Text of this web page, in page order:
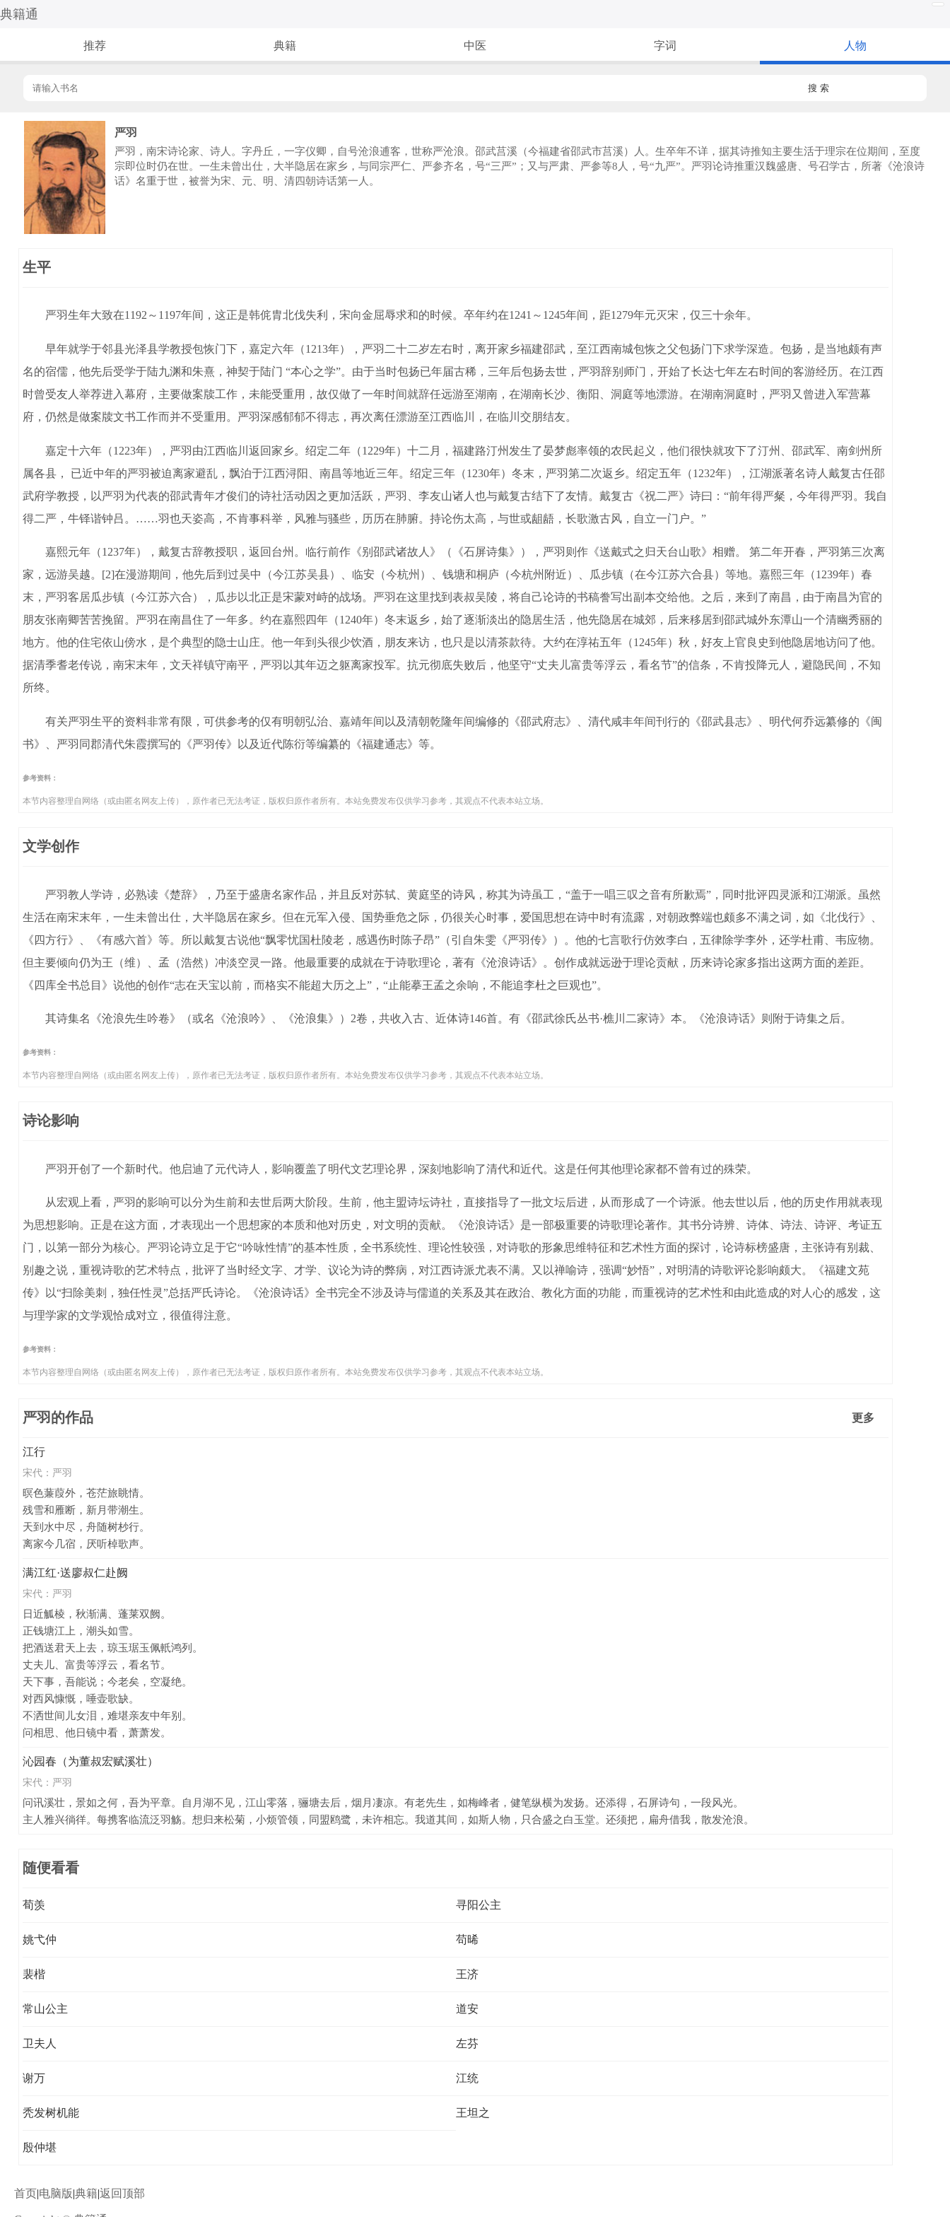
典籍通
推荐 典籍 中医 字词 人物
搜 索
严羽
严羽，南宋诗论家、诗人。字丹丘，一字仪卿，自号沧浪逋客，世称严沧浪。邵武莒溪（今福建省邵武市莒溪）人。生卒年不详，据其诗推知主要生活于理宗在位期间，至度
宗即位时仍在世。一生未曾出仕，大半隐居在家乡，与同宗严仁、严参齐名，号“三严”；又与严肃、严参等8人，号“九严”。严羽论诗推重汉魏盛唐、号召学古，所著《沧浪诗
话》名重于世，被誉为宋、元、明、清四朝诗话第一人。
生平
严羽生年大致在1192～1197年间，这正是韩侂胄北伐失利，宋向金屈辱求和的时候。卒年约在1241～1245年间，距1279年元灭宋，仅三十余年。
早年就学于邻县光泽县学教授包恢门下，嘉定六年（1213年），严羽二十二岁左右时，离开家乡福建邵武，至江西南城包恢之父包扬门下求学深造。包扬，是当地颇有声
名的宿儒，他先后受学于陆九渊和朱熹，神契于陆门 “本心之学”。由于当时包扬已年届古稀，三年后包扬去世，严羽辞别师门，开始了长达七年左右时间的客游经历。在江西
时曾受友人举荐进入幕府，主要做案牍工作，未能受重用，故仅做了一年时间就辞任远游至湖南，在湖南长沙、衡阳、洞庭等地漂游。在湖南洞庭时，严羽又曾进入军营幕
府，仍然是做案牍文书工作而并不受重用。严羽深感郁郁不得志，再次离任漂游至江西临川，在临川交朋结友。
嘉定十六年（1223年），严羽由江西临川返回家乡。绍定二年（1229年）十二月，福建路汀州发生了晏梦彪率领的农民起义，他们很快就攻下了汀州、邵武军、南剑州所
属各县， 已近中年的严羽被迫离家避乱，飘泊于江西浔阳、南昌等地近三年。绍定三年（1230年）冬末，严羽第二次返乡。绍定五年（1232年），江湖派著名诗人戴复古任邵
武府学教授，以严羽为代表的邵武青年才俊们的诗社活动因之更加活跃，严羽、李友山诸人也与戴复古结下了友情。戴复古《祝二严》诗曰：“前年得严粲，今年得严羽。我自
得二严，牛铎谐钟吕。……羽也天姿高，不肯事科举，风雅与骚些，历历在肺腑。持论伤太高，与世或龃龉，长歌激古风，自立一门户。”
嘉熙元年（1237年），戴复古辞教授职，返回台州。临行前作《别邵武诸故人》（《石屏诗集》），严羽则作《送戴式之归天台山歌》相赠。 第二年开春，严羽第三次离
家，远游吴越。[2]在漫游期间，他先后到过吴中（今江苏吴县）、临安（今杭州）、钱塘和桐庐（今杭州附近）、瓜步镇（在今江苏六合县）等地。嘉熙三年（1239年）春
末，严羽客居瓜步镇（今江苏六合），瓜步以北正是宋蒙对峙的战场。严羽在这里找到表叔吴陵，将自己论诗的书稿誊写出副本交给他。之后，来到了南昌，由于南昌为官的
朋友张南卿苦苦挽留。严羽在南昌住了一年多。约在嘉熙四年（1240年）冬末返乡，始了逐渐淡出的隐居生活，他先隐居在城郊，后来移居到邵武城外东潭山一个清幽秀丽的
地方。他的住宅依山傍水，是个典型的隐士山庄。他一年到头很少饮酒，朋友来访，也只是以清茶款待。大约在淳祐五年（1245年）秋，好友上官良史到他隐居地访问了他。
据清季耆老传说，南宋末年，文天祥镇守南平，严羽以其年迈之躯离家投军。抗元彻底失败后，他坚守“丈夫儿富贵等浮云，看名节”的信条，不肯投降元人，避隐民间，不知
所终。
有关严羽生平的资料非常有限，可供参考的仅有明朝弘治、嘉靖年间以及清朝乾隆年间编修的《邵武府志》、清代咸丰年间刊行的《邵武县志》、明代何乔远纂修的《闽
书》、严羽同郡清代朱霞撰写的《严羽传》以及近代陈衍等编纂的《福建通志》等。
参考资料：
本节内容整理自网络（或由匿名网友上传），原作者已无法考证，版权归原作者所有。本站免费发布仅供学习参考，其观点不代表本站立场。
文学创作
严羽教人学诗，必熟读《楚辞》，乃至于盛唐名家作品，并且反对苏轼、黄庭坚的诗风，称其为诗虽工，“盖于一唱三叹之音有所歉焉”，同时批评四灵派和江湖派。虽然
生活在南宋末年，一生未曾出仕，大半隐居在家乡。但在元军入侵、国势垂危之际，仍很关心时事，爱国思想在诗中时有流露，对朝政弊端也颇多不满之词，如《北伐行》、
《四方行》、《有感六首》等。所以戴复古说他“飘零忧国杜陵老，感遇伤时陈子昂”（引自朱雯《严羽传》）。他的七言歌行仿效李白，五律除学李外，还学杜甫、韦应物。
但主要倾向仍为王（维）、孟（浩然）冲淡空灵一路。他最重要的成就在于诗歌理论，著有《沧浪诗话》。创作成就远逊于理论贡献，历来诗论家多指出这两方面的差距。
《四库全书总目》说他的创作“志在天宝以前，而格实不能超大历之上”，“止能摹王孟之余响，不能追李杜之巨观也”。
其诗集名《沧浪先生吟卷》（或名《沧浪吟》、《沧浪集》）2卷，共收入古、近体诗146首。有《邵武徐氏丛书·樵川二家诗》本。《沧浪诗话》则附于诗集之后。
参考资料：
本节内容整理自网络（或由匿名网友上传），原作者已无法考证，版权归原作者所有。本站免费发布仅供学习参考，其观点不代表本站立场。
诗论影响
严羽开创了一个新时代。他启迪了元代诗人，影响覆盖了明代文艺理论界，深刻地影响了清代和近代。这是任何其他理论家都不曾有过的殊荣。
从宏观上看，严羽的影响可以分为生前和去世后两大阶段。生前，他主盟诗坛诗社，直接指导了一批文坛后进，从而形成了一个诗派。他去世以后，他的历史作用就表现
为思想影响。正是在这方面，才表现出一个思想家的本质和他对历史，对文明的贡献。《沧浪诗话》是一部极重要的诗歌理论著作。其书分诗辨、诗体、诗法、诗评、考证五
门，以第一部分为核心。严羽论诗立足于它“吟咏性情”的基本性质，全书系统性、理论性较强，对诗歌的形象思维特征和艺术性方面的探讨，论诗标榜盛唐，主张诗有别裁、
别趣之说，重视诗歌的艺术特点，批评了当时经文字、才学、议论为诗的弊病，对江西诗派尤表不满。又以禅喻诗，强调“妙悟”，对明清的诗歌评论影响颇大。《福建文苑
传》以“扫除美刺，独任性灵”总括严氏诗论。《沧浪诗话》全书完全不涉及诗与儒道的关系及其在政治、教化方面的功能，而重视诗的艺术性和由此造成的对人心的感发，这
与理学家的文学观恰成对立，很值得注意。
参考资料：
本节内容整理自网络（或由匿名网友上传），原作者已无法考证，版权归原作者所有。本站免费发布仅供学习参考，其观点不代表本站立场。
严羽的作品 更多
江行
宋代： 严羽
暝色蒹葭外，苍茫旅眺情。
残雪和雁断，新月带潮生。
天到水中尽，舟随树杪行。
离家今几宿，厌听棹歌声。
满江红·送廖叔仁赴阙
宋代： 严羽
日近觚棱，秋渐满、蓬莱双阙。
正钱塘江上，潮头如雪。
把酒送君天上去，琼玉琚玉佩軝鸿列。
丈夫儿、富贵等浮云，看名节。
天下事，吾能说；今老矣，空凝绝。
对西风慷慨，唾壶歌缺。
不洒世间儿女泪，难堪亲友中年别。
问相思、他日镜中看，萧萧发。
沁园春（为董叔宏赋溪壮）
宋代： 严羽
问讯溪壮，景如之何，吾为平章。自月湖不见，江山零落，骊塘去后，烟月凄凉。有老先生，如梅峰者，健笔纵横为发扬。还添得，石屏诗句，一段风光。
主人雅兴徜徉。每携客临流泛羽觞。想归来松菊，小烦管领，同盟鸥鹭，未许相忘。我道其间，如斯人物，只合盛之白玉堂。还须把，扁舟借我，散发沧浪。
随便看看
荀羡 寻阳公主
姚弋仲 苟晞
裴楷 王济
常山公主 道安
卫夫人 左芬
谢万 江统
秃发树机能 王坦之
殷仲堪
首页|电脑版|典籍|返回顶部